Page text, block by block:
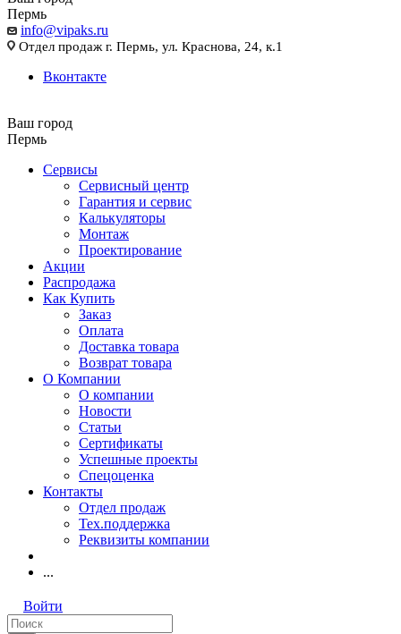
Пермь
info@vipaks.ru
Отдел продаж г. Пермь, ул. Краснова, 24, к.1
Вконтакте
Ваш город
Пермь
Сервисы
Сервисный центр
Гарантия и сервис
Калькуляторы
Монтаж
Проектирование
Акции
Распродажа
Как Купить
Заказ
Оплата
Доставка товара
Возврат товара
О Компании
О компании
Новости
Статьи
Сертификаты
Успешные проекты
Спецоценка
Контакты
Отдел продаж
Тех.поддержка
Реквизиты компании
...
Войти